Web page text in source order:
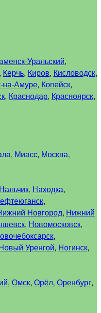
Уральский,
, Керчь, Киров, Кисловодск,
на-Амуре, Копейск,
, Краснодар, Красноярск,
, Миасс, Москва,
Нальчик, Находка,
,
Новгород, Нижний
, Новомосковск,
,
Уренгой, Ногинск,
, Омск, Орёл, Оренбург,